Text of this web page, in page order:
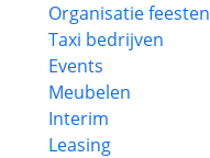
Organisatie feesten
Taxi bedrijven
Events
Meubelen
Interim
Leasing